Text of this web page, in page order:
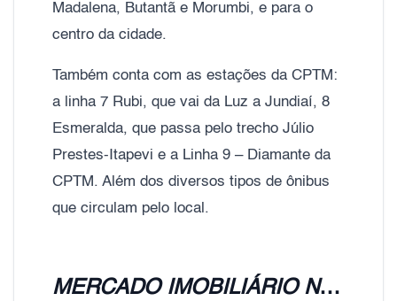
Madalena, Butantã e Morumbi, e para o
centro da cidade.
Também conta com as estações da CPTM:
a linha 7 Rubi, que vai da Luz a Jundiaí, 8
Esmeralda, que passa pelo trecho Júlio
Prestes-Itapevi e a Linha 9 – Diamante da
CPTM. Além dos diversos tipos de ônibus
que circulam pelo local.
MERCADO IMOBILIÁRIO NA LAPA